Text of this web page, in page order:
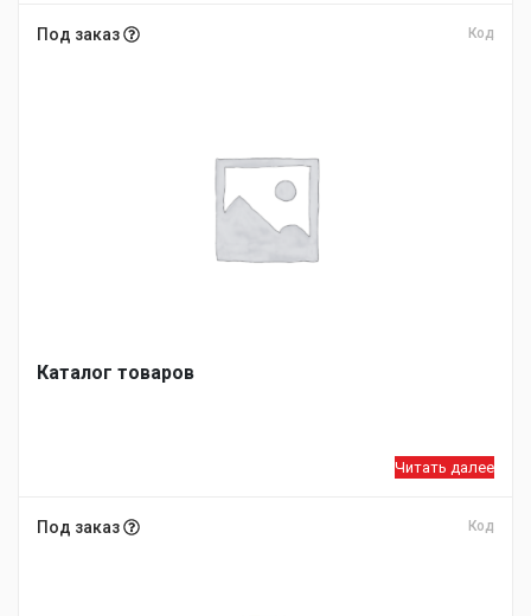
Под заказ Код
Каталог товаров
Читать далее
Под заказ Код